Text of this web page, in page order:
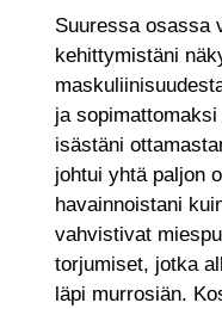
Suuressa osassa
kehittymistäni
ja
isästäni
johtui yhtä paljon
havainnoistani
vahvistivat
torjumiset, jotka
läpi murrosiän.